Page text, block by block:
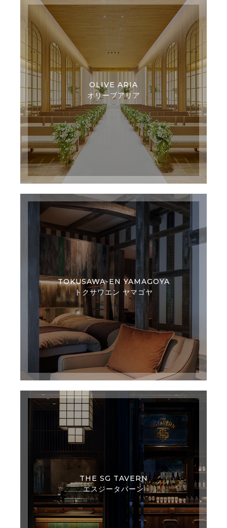
OLIVE ARIA
オリーブアリア
TOKUSAWA-EN YAMAGOYA
トクサワエン ヤマゴヤ
THE SG TAVERN
エスジータバーン